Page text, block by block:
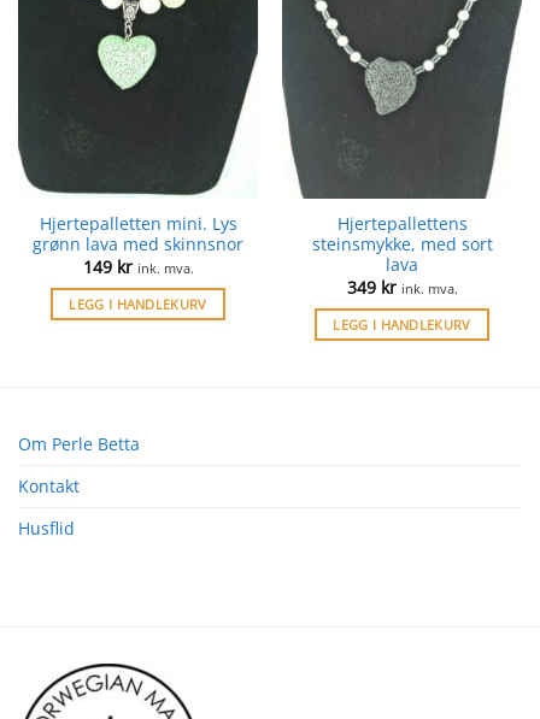
Hjertepalletten mini. Lys
grønn lava med skinnsnor
149 kr ink. mva.
LEGG I HANDLEKURV
Hjertepallettens
steinsmykke, med sort
lava
349 kr ink. mva.
LEGG I HANDLEKURV
Om Perle Betta
Kontakt
Husflid